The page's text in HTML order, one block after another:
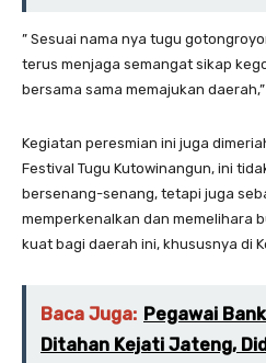
” Sesuai nama nya tugu
terus menjaga semangat sikap
bersama sama memajukan
Kegiatan peresmian ini juga
Festival Tugu Kutowinangun, ini
bersenang-senang, tetapi juga
memperkenalkan dan memelihara
kuat bagi daerah ini, khususnya di
Baca Juga: Pegawai
Ditahan Kejati Jateng,